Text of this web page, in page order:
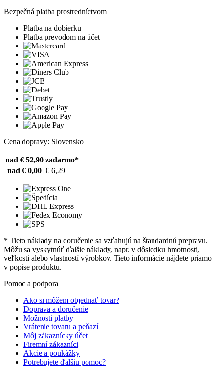
Bezpečná platba prostredníctvom
Platba na dobierku
Platba prevodom na účet
Cena dopravy: Slovensko
nad € 52,90 zadarmo*
nad € 0,00 € 6,29
* Tieto náklady na doručenie sa vzťahujú na štandardnú prepravu.
Môžu sa vyskytnúť ďalšie náklady, napr. v dôsledku hmotnosti,
veľkosti alebo vlastností výrobkov. Tieto informácie nájdete priamo
v popise produktu.
Pomoc a podpora
Ako si môžem objednať tovar?
Doprava a doručenie
Možnosti platby
Vrátenie tovaru a peňazí
Môj zákaznícky účet
Firemní zákazníci
Akcie a poukážky
Potrebujete ďalšiu pomoc?